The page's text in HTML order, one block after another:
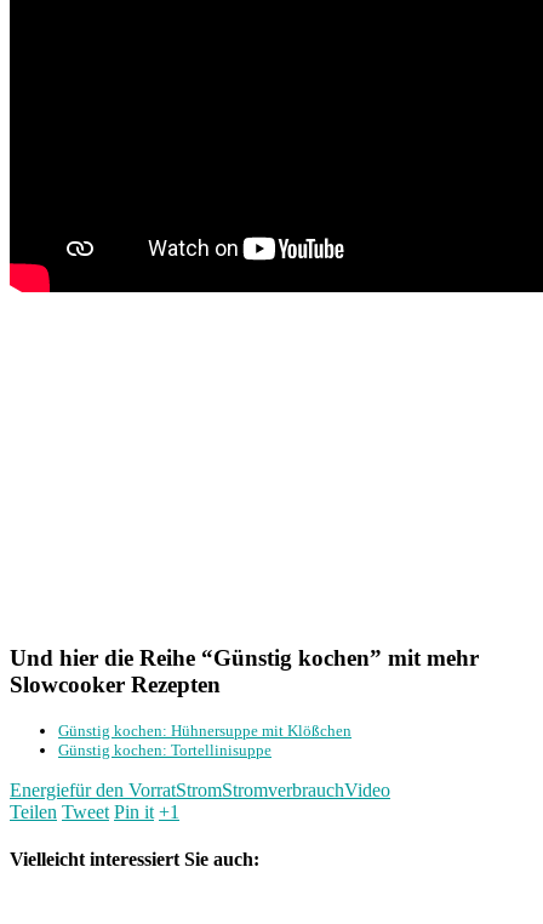
Und hier die Reihe “Günstig kochen” mit mehr
Slowcooker Rezepten
Günstig kochen: Hühnersuppe mit Klößchen
Günstig kochen: Tortellinisuppe
Energiefür den VorratStromStromverbrauchVideo
Teilen Tweet Pin it +1
Vielleicht interessiert Sie auch: